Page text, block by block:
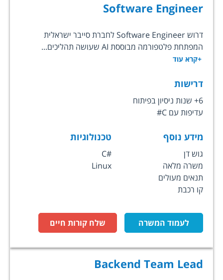
Software Engineer
דרוש Software Engineer לחברת סייבר ישראלית
המפתחת פלטפורמה מבוססת AI שעושה תהליכים...
+קרא עוד
דרישות
6+ שנות ניסיון בפיתוח
עדיפות עם C#
מידע נוסף
גוש דן
משרה מלאה
תנאים מעולים
קו רכבת
טכנולוגיות
C#
Linux
לעמוד המשרה שלח קורות חיים
Backend Team Lead